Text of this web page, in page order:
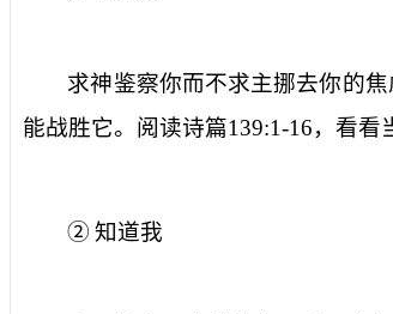
求神鉴察你而不求主挪去你的
能战胜它。阅读诗篇139:1-16，看看
② 知道我